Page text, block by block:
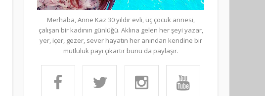
Merhaba, Anne Kaz 30 yıldır evli, üç çocuk annesi,
çalışan bir kadının günlüğü. Aklına gelen her şeyi yazar,
yer, içer, gezer, sever hayatın her anından kendine bir
mutluluk payı çıkartır bunu da paylaşır.